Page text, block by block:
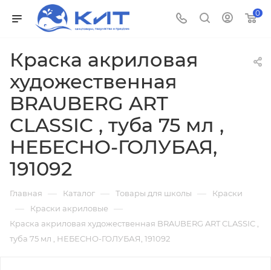
0
Краска акриловая
художественная
BRAUBERG ART
CLASSIC , туба 75 мл ,
НЕБЕСНО-ГОЛУБАЯ,
191092
Главная — Каталог — Товары для школы — Краски
— Краски акриловые —
Краска акриловая художественная BRAUBERG ART CLASSIC ,
туба 75 мл , НЕБЕСНО-ГОЛУБАЯ, 191092